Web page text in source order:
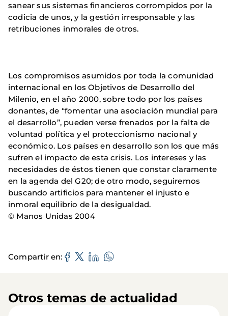
sanear sus sistemas financieros corrompidos por la
codicia de unos, y la gestión irresponsable y las
retribuciones inmorales de otros.
Los compromisos asumidos por toda la comunidad
internacional en los Objetivos de Desarrollo del
Milenio, en el año 2000, sobre todo por los países
donantes, de “fomentar una asociación mundial para
el desarrollo”, pueden verse frenados por la falta de
voluntad política y el proteccionismo nacional y
económico. Los países en desarrollo son los que más
sufren el impacto de esta crisis. Los intereses y las
necesidades de éstos tienen que constar claramente
en la agenda del G20; de otro modo, seguiremos
buscando artificios para mantener el injusto e
inmoral equilibrio de la desigualdad.
© Manos Unidas 2004
Compartir en
Otros temas de actualidad